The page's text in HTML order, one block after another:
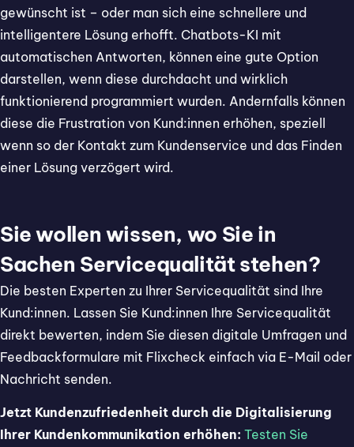
gewünscht ist – oder man sich eine schnellere und
intelligentere Lösung erhofft. Chatbots-KI mit
automatischen Antworten, können eine gute Option
darstellen, wenn diese durchdacht und wirklich
funktionierend programmiert wurden. Andernfalls können
diese die Frustration von Kund:innen erhöhen, speziell
wenn so der Kontakt zum Kundenservice und das Finden
einer Lösung verzögert wird.
Sie wollen wissen, wo Sie in
Sachen Servicequalität stehen?
Die besten Experten zu Ihrer Servicequalität sind Ihre
Kund:innen. Lassen Sie Kund:innen Ihre Servicequalität
direkt bewerten, indem Sie diesen digitale Umfragen und
Feedbackformulare mit Flixcheck einfach via E-Mail oder
Nachricht senden.
Jetzt Kundenzufriedenheit durch die Digitalisierung
Ihrer Kundenkommunikation erhöhen: Testen Sie